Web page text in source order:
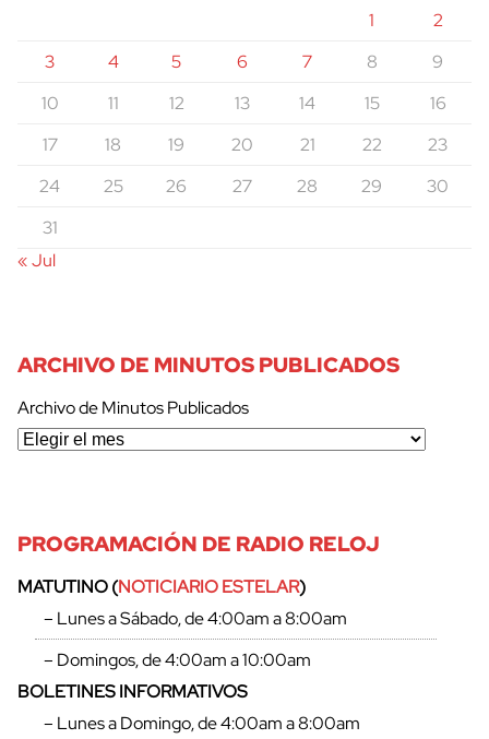
1
2
3
4 5 6 7 8
9
10
11 12 13 14 15
16
17
18 19 20 21 22
23
24
25 26 27 28 29
30
31
« Jul
ARCHIVO DE MINUTOS PUBLICADOS
Archivo de Minutos Publicados
PROGRAMACIÓN DE RADIO RELOJ
MATUTINO (NOTICIARIO ESTELAR)
– Lunes a Sábado, de 4:00am a 8:00am
– Domingos, de 4:00am a 10:00am
BOLETINES INFORMATIVOS
– Lunes a Domingo, de 4:00am a 8:00am